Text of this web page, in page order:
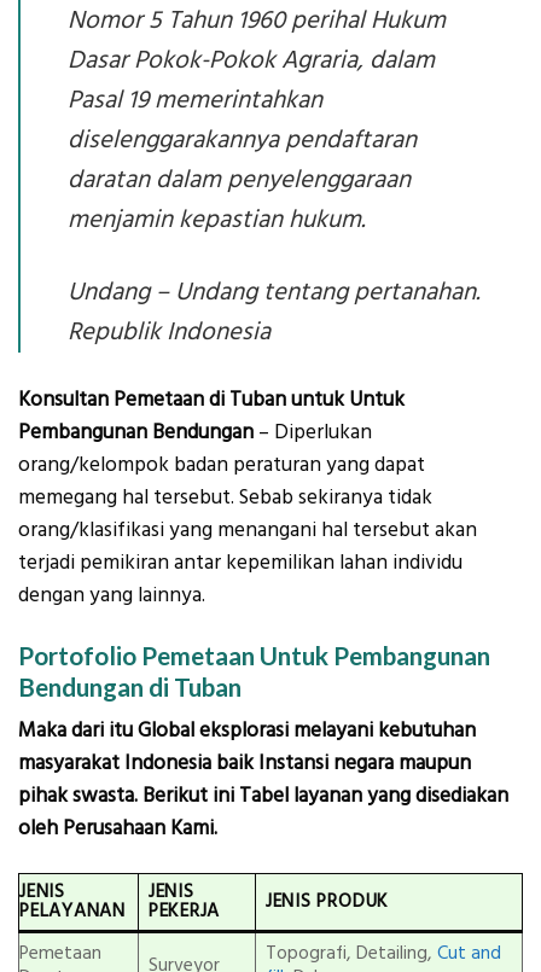
Nomor 5 Tahun 1960 perihal Hukum
Dasar Pokok-Pokok Agraria, dalam
Pasal 19 memerintahkan
diselenggarakannya pendaftaran
daratan dalam penyelenggaraan
menjamin kepastian hukum.
Undang – Undang tentang pertanahan.
Republik Indonesia
Konsultan Pemetaan di Tuban untuk Untuk
Pembangunan Bendungan – Diperlukan
orang/kelompok badan peraturan yang dapat
memegang hal tersebut. Sebab sekiranya tidak
orang/klasifikasi yang menangani hal tersebut akan
terjadi pemikiran antar kepemilikan lahan individu
dengan yang lainnya.
Portofolio Pemetaan Untuk Pembangunan
Bendungan di Tuban
Maka dari itu Global eksplorasi melayani kebutuhan
masyarakat Indonesia baik Instansi negara maupun
pihak swasta. Berikut ini Tabel layanan yang disediakan
oleh Perusahaan Kami.
JENIS
PELAYANAN
JENIS
PEKERJA JENIS PRODUK
Pemetaan
Surveyor Topografi, Detailing, Cut and